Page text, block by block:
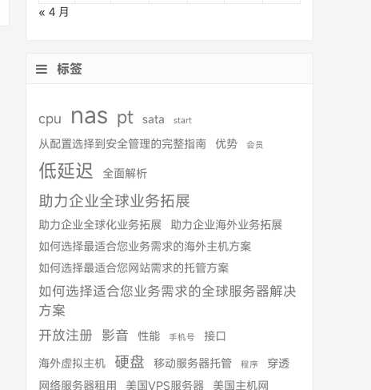
« 4 月
标签
cpu nas pt sata start
从配置选择到安全管理的完整指南 优势 会员
低延迟 全面解析
助力企业全球业务拓展
助力企业全球化业务拓展
助力企业海外业务拓展
如何选择最适合您业务需求的海外主机方案
如何选择最适合您网站需求的托管方案
如何选择适合您业务需求的全球服务器解决
方案
开放注册 影音 性能 手机号
接口
海外虚拟主机
硬盘 移动服务器托管 程序
穿透
网络服务器租用
美国VPS服务器 美国主机网